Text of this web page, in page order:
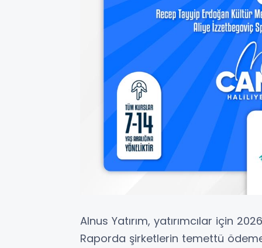
Alnus Yatırım, yatırımcılar için
Raporda şirketlerin temettü